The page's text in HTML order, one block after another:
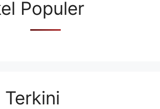
Populer